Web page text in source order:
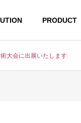
PRODUCT
大会に出展いたします